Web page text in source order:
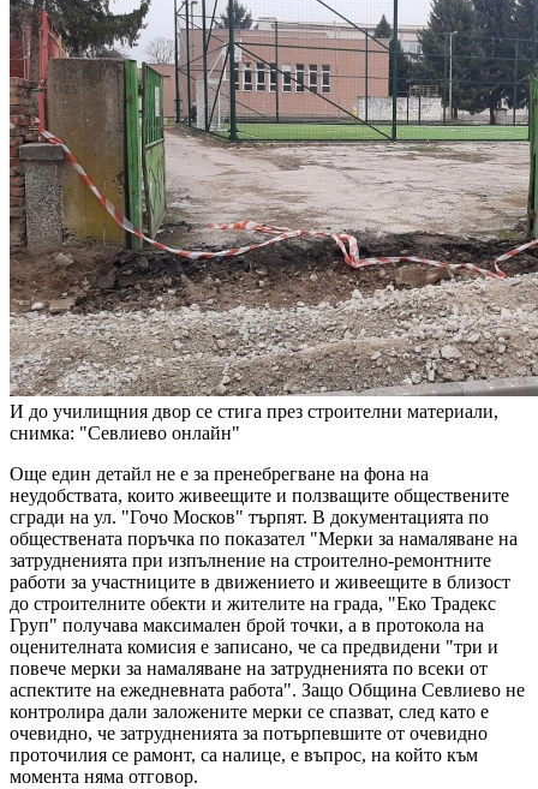
И до училищния двор се стига през строителни материали,
снимка: "Севлиево онлайн"
Още един детайл не е за пренебрегване на фона на
неудобствата, които живеещите и ползващите обществените
сгради на ул. "Гочо Москов" търпят. В документацията по
обществената поръчка по показател "Мерки за намаляване на
затрудненията при изпълнение на строително-ремонтните
работи за участниците в движението и живеещите в близост
до строителните обекти и жителите на града, "Еко Традекс
Груп" получава максимален брой точки, а в протокола на
оценителната комисия е записано, че са предвидени "три и
повече мерки за намаляване на затрудненията по всеки от
аспектите на ежедневната работа". Защо Община Севлиево не
контролира дали заложените мерки се спазват, след като е
очевидно, че затрудненията за потърпевшите от очевидно
проточилия се рамонт, са налице, е въпрос, на който към
момента няма отговор.